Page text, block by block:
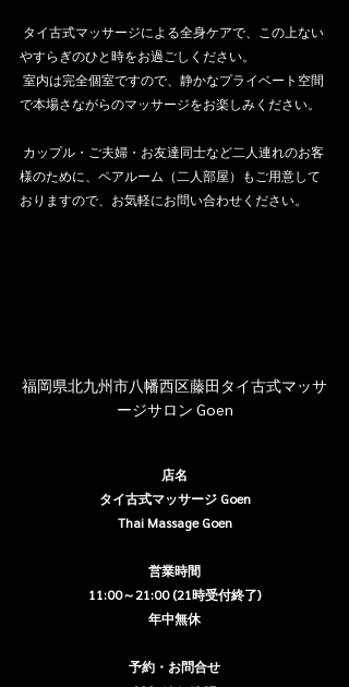
やすらぎのひと時をお過ごしください。
で本場さながらのマッサージをお楽しみください。
様のために、ペアルーム（二人部屋）もご用意して
おりますので、お気軽にお問い合わせください。
福岡県北九州市八幡西区藤田タイ古式マッサ
ージサロン Goen
店名
タイ古式マッサージ Goen
Thai Massage Goen
営業時間
11:00～21:00 (21時受付終了)
年中無休
予約・お問合せ